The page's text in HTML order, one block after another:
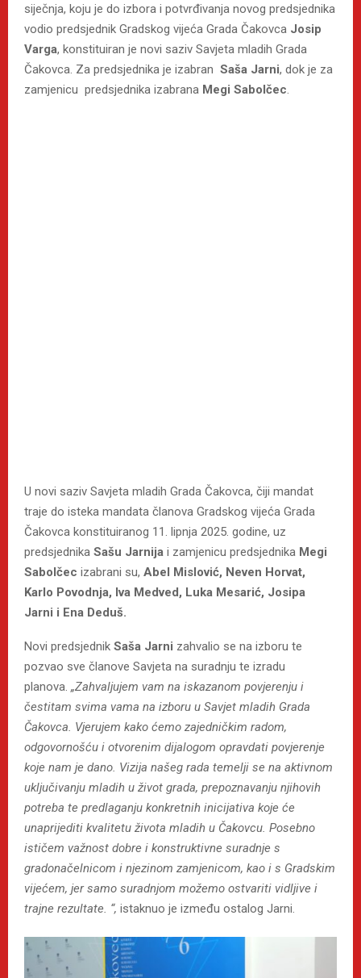
siječnja, koju je do izbora i potvrđivanja novog predsjednika
vodio predsjednik Gradskog vijeća Grada Čakovca Josip
Varga, konstituiran je novi saziv Savjeta mladih Grada
Čakovca. Za predsjednika je izabran Saša Jarni, dok je za
zamjenicu predsjednika izabrana Megi Sabolčec.
U novi saziv Savjeta mladih Grada Čakovca, čiji mandat
traje do isteka mandata članova Gradskog vijeća Grada
Čakovca konstituiranog 11. lipnja 2025. godine, uz
predsjednika Sašu Jarnija i zamjenicu predsjednika Megi
Sabolčec izabrani su, Abel Mislović, Neven Horvat,
Karlo Povodnja, Iva Medved, Luka Mesarić, Josipa
Jarni i Ena Deduš.
Novi predsjednik Saša Jarni zahvalio se na izboru te
pozvao sve članove Savjeta na suradnju te izradu
planova. „Zahvaljujem vam na iskazanom povjerenju i
čestitam svima vama na izboru u Savjet mladih Grada
Čakovca. Vjerujem kako ćemo zajedničkim radom,
odgovornošću i otvorenim dijalogom opravdati povjerenje
koje nam je dano. Vizija našeg rada temelji se na aktivnom
uključivanju mladih u život grada, prepoznavanju njihovih
potreba te predlaganju konkretnih inicijativa koje će
unaprijediti kvalitetu života mladih u Čakovcu. Posebno
ističem važnost dobre i konstruktivne suradnje s
gradonačelnicom i njezinom zamjenicom, kao i s Gradskim
vijećem, jer samo suradnjom možemo ostvariti vidljive i
trajne rezultate. “, istaknuo je između ostalog Jarni.